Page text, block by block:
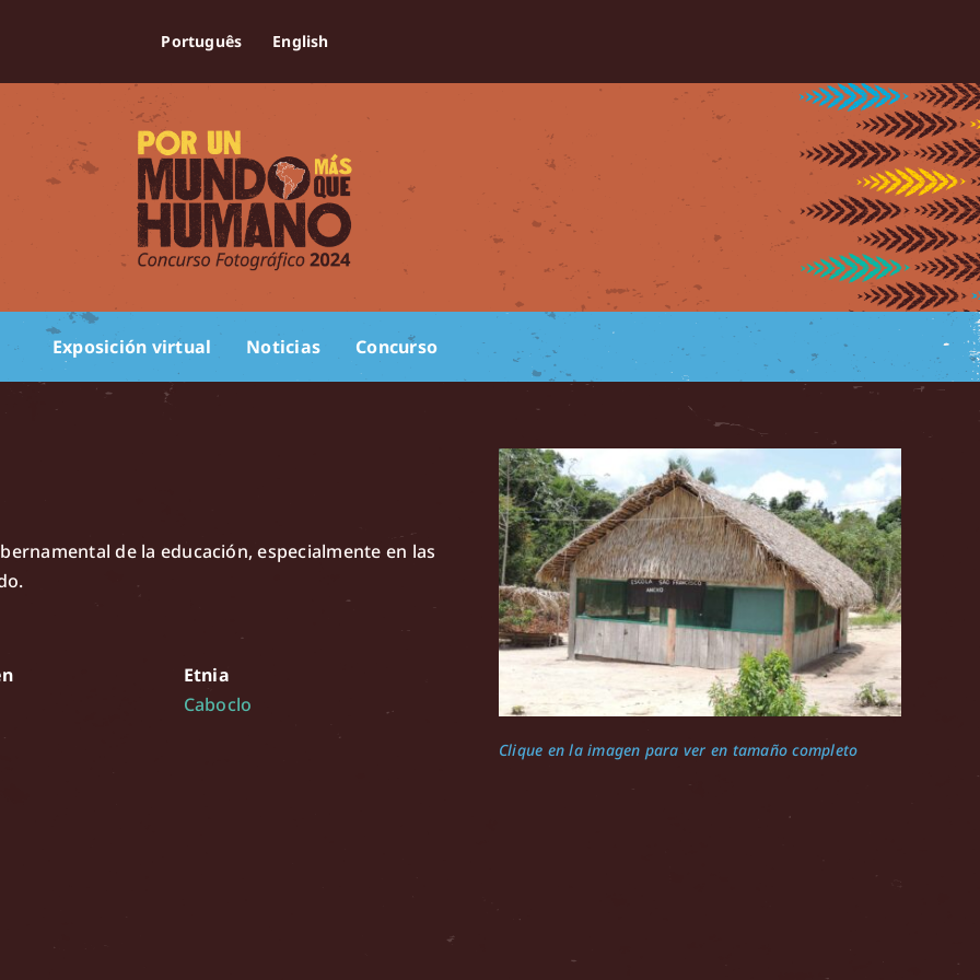
Português English
Exposición virtual Noticias Concurso
de la educación, especialmente en las
Etnia
Caboclo
Clique en la imagen para ver en tamaño completo